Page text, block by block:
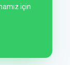
için